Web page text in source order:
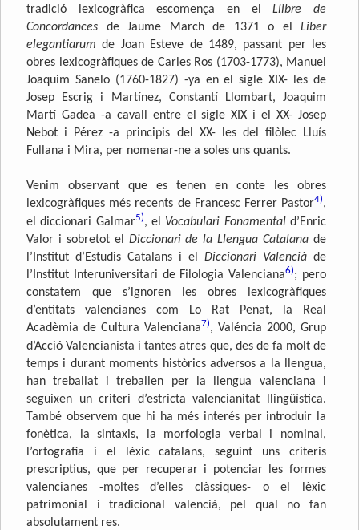
tradició lexicogràfica escomença en elLlibre de
Concordances de Jaume March de 1371 o el Liber
elegantiarum de Joan Esteve de 1489, passant per les
obres lexicogràfiques de Carles Ros (1703-1773), Manuel
Joaquim Sanelo (1760-1827) -ya en el sigle XIX- les de
Josep Escrig i Martínez, Constantí Llombart, Joaquim
Martí Gadea -a cavall entre el sigle XIX i el XX- Josep
Nebot i Pérez -a principis del XX- les del filòlec Lluís
Fullana i Mira, per nomenar-ne a soles uns quants.
Venim observant que es tenen en conte les obres
lexicogràfiques més recents de Francesc Ferrer Pastor4),
el diccionari Galmar5), el Vocabulari Fonamentald’Enric
Valor i sobretot el Diccionari de la Llengua Catalana de
l’Institut d’Estudis Catalans i el Diccionari Valencià de
l’Institut Interuniversitari de Filologia Valenciana6); pero
constatem que s’ignoren les obres lexicogràfiques
d’entitats valencianes com Lo Rat Penat, la Real
Acadèmia de Cultura Valenciana7), Valéncia 2000, Grup
d’Acció Valencianista i tantes atres que, des de fa molt de
temps i durant moments històrics adversos a la llengua,
han treballat i treballen per la llengua valenciana i
seguixen un criteri d’estricta valencianitat llingüística.
També observem que hi ha més interés per introduir la
fonètica, la sintaxis, la morfologia verbal i nominal,
l’ortografia i el lèxic catalans, seguint uns criteris
prescriptius, que per recuperar i potenciar les formes
valencianes -moltes d’elles clàssiques- o el lèxic
patrimonial i tradicional valencià, pel qual no fan
absolutament res.